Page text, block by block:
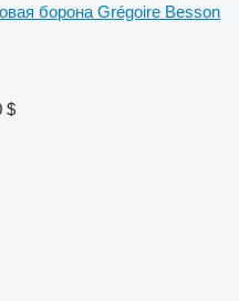
борона Grégoire Besson
$